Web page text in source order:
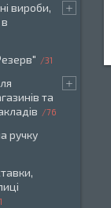
вироби,
31
та
76
ручку